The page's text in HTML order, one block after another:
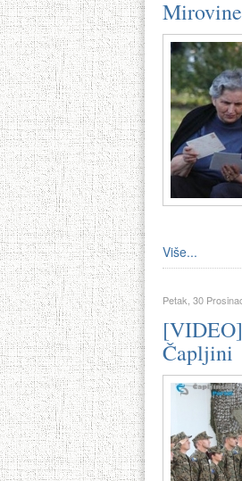
Više...
Petak, 30
Čapljini